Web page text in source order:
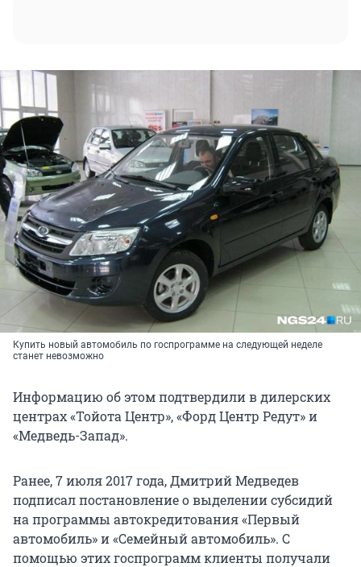
Купить новый автомобиль по госпрограмме на следующей неделе
станет невозможно
Информацию об этом подтвердили в дилерских
центрах «Тойота Центр», «Форд Центр Редут» и
«Медведь-Запад».
Ранее, 7 июля 2017 года, Дмитрий Медведев
подписал постановление о выделении субсидий
на программы автокредитования «Первый
автомобиль» и «Семейный автомобиль». С
помощью этих госпрограмм клиенты получали